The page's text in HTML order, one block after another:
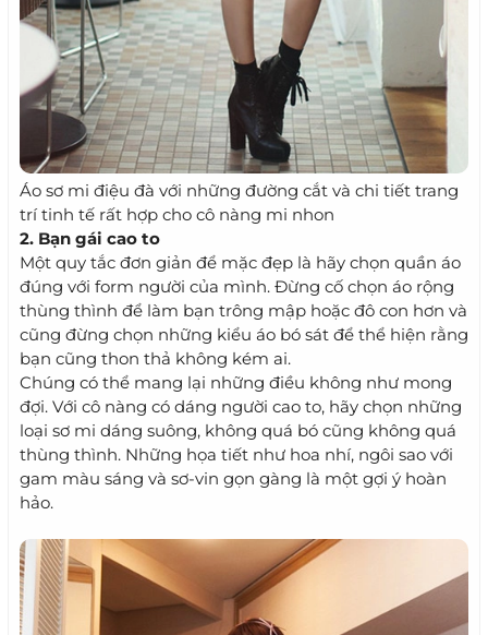
Áo sơ mi điệu đà với những đường cắt và chi tiết trang
trí tinh tế rất hợp cho cô nàng mi nhon
2. Bạn gái cao to
Một quy tắc đơn giản để mặc đẹp là hãy chọn quần áo
đúng với form người của mình. Đừng cố chọn áo rộng
thùng thình để làm bạn trông mập hoặc đô con hơn và
cũng đừng chọn những kiểu áo bó sát để thể hiện rằng
bạn cũng thon thả không kém ai.
Chúng có thể mang lại những điều không như mong
đợi. Với cô nàng có dáng người cao to, hãy chọn những
loại sơ mi dáng suông, không quá bó cũng không quá
thùng thình. Những họa tiết như hoa nhí, ngôi sao với
gam màu sáng và sơ-vin gọn gàng là một gợi ý hoàn
hảo.